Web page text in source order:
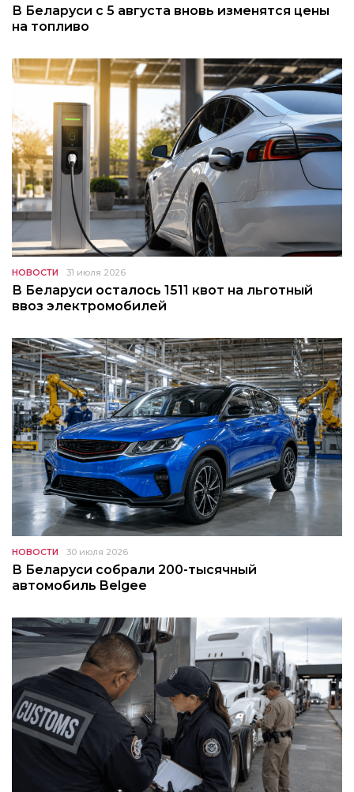
В Беларуси с 5 августа вновь изменятся цены
на топливо
НОВОСТИ 31 июля 2026
В Беларуси осталось 1511 квот на льготный
ввоз электромобилей
НОВОСТИ 30 июля 2026
В Беларуси собрали 200-тысячный
автомобиль Belgee